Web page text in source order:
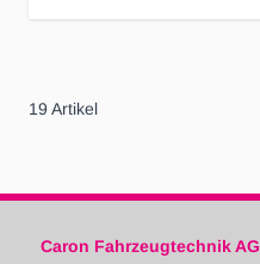
19 Artikel
Caron Fahrzeugtechnik AG